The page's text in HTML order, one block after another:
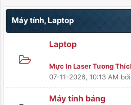
Máy tính, Laptop
Laptop
Mực In Laser Tương
07-11-2026, 10:13 AM bởi
Máy tính bảng